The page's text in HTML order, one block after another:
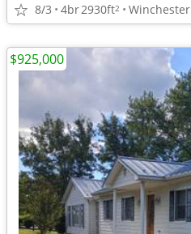
8/3 4br2930ft2 Winchester
$925,000